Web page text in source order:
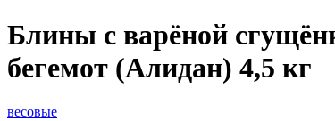
Блины с варёной
бегемот (Алидан) 4,5 кг
весовые